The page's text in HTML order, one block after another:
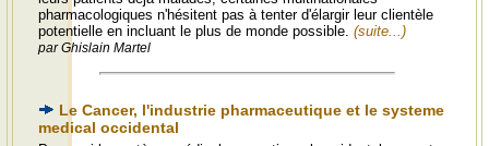
pharmacologiques n'hésitent pas à tenter d'élargir leur clientèle
potentielle en incluant le plus de monde possible. (suite...)
par Ghislain Martel
Le Cancer, l'industrie pharmaceutique et le systeme
medical occidental